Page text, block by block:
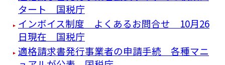
タート 国税庁
インボイス制度 よくあるお問合せ 10月26
日現在 国税庁
適格請求書発行事業者の申請手続 各種マニ